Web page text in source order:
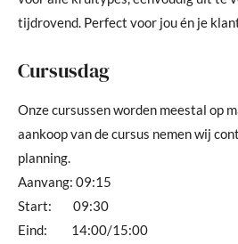
tijdrovend. Perfect voor jou én je
Cursusdag
Onze cursussen worden meestal op
aankoop van de cursus nemen wij
planning.
Aanvang: 09:15
Start: 09:30
Eind: 14:00/15:00